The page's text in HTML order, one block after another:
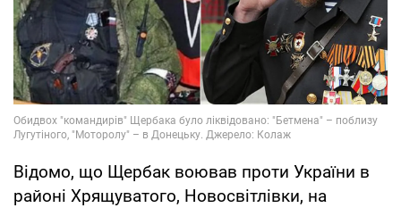
Відомо, що Щербак воював проти України в
районі Хрящуватого, Новосвітлівки, на